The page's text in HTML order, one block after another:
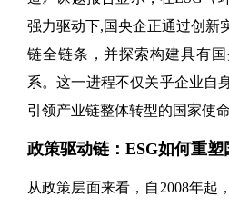
强力驱动下,国央企正通过创新
链全链条，并探索构建具有
系。这一进程不仅关乎企业自
引领产业链整体转型的国家使命
政策驱动链：ESG如何重塑
从政策层面来看，自2008年起